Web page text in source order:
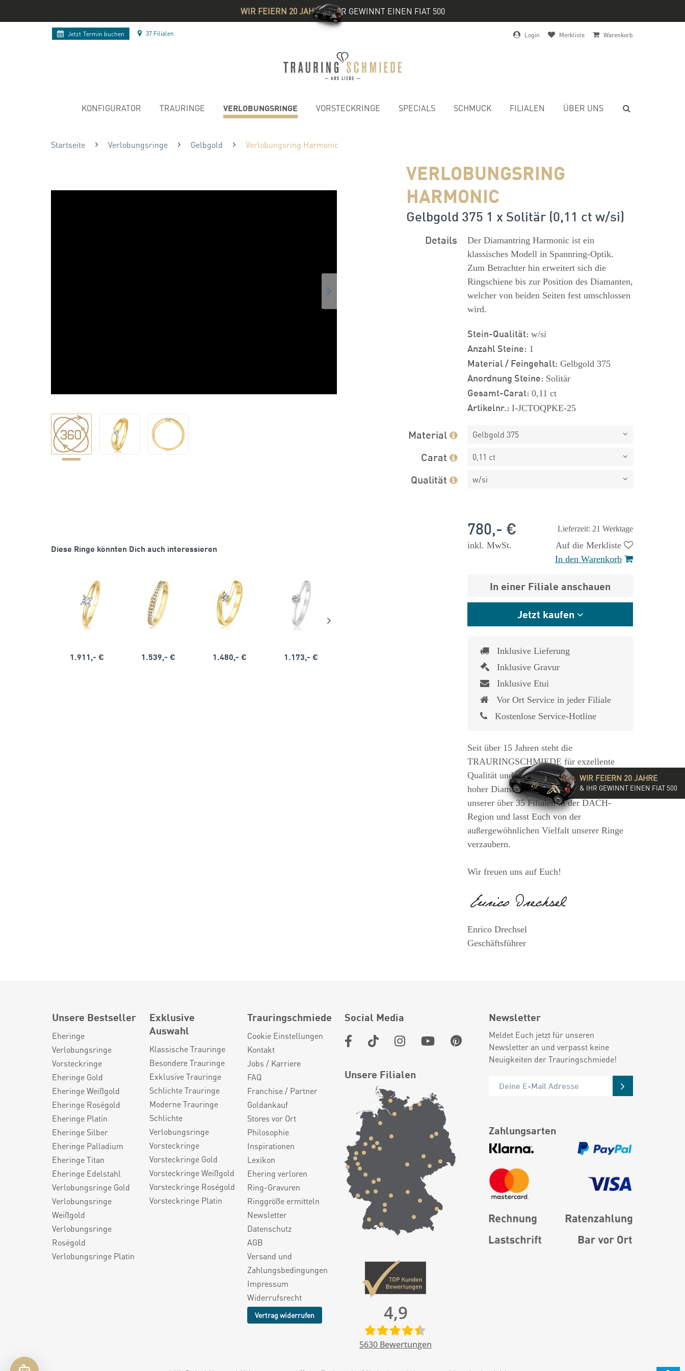
WIR FEIERN 20 JAHRE& IHR GEWINNT EINEN FIAT 500
Jetzt Termin buchen 37 Filialen Login Merkliste Warenkorb
KONFIGURATOR TRAURINGE VERLOBUNGSRINGE VORSTECKRINGE SPECIALS SCHMUCK FILIALEN ÜBER UNS
Startseite Verlobungsringe Gelbgold Verlobungsring Harmonic
VERLOBUNGSRING
HARMONIC
Gelbgold 375 1 x Solitär (0,11 ct w/si)
Diese Ringe könnten Dich auch interessieren
1.911,- € 1.539,- € 1.480,- € 1.173,- € 1.825,- €
Details
Der Diamantring Harmonic ist ein
klassisches Modell in Spannring-Optik.
Zum Betrachter hin erweitert sich die
Ringschiene bis zur Position des Diamanten,
welcher von beiden Seiten fest umschlossen
wird.
Stein-Qualität: w/si
Anzahl Steine: 1
Material / Feingehalt: Gelbgold 375
Anordnung Steine: Solitär
Gesamt-Carat: 0,11 ct
Artikelnr.: I-JCTOQPKE-25
Material Gelbgold 375
Carat 0,11 ct
Qualität w/si
Lieferzeit: 21 Werktage
780,- €
inkl. MwSt.
Auf die Merkliste
In den Warenkorb
In einer Filiale anschauen
Jetzt kaufen
Inklusive Lieferung
Inklusive Gravur
Inklusive Etui
Vor Ort Service in jeder Filiale
Kostenlose Service-Hotline
Seit über 15 Jahren steht die
TRAURINGSCHMIEDE für exzellente
Qualität und hochwertige Beratung mit
hoher Diamantkompetenz. Besucht eine
unserer über 35 Filialen in der DACH-
Region und lasst Euch von der
außergewöhnlichen Vielfalt unserer Ringe
verzaubern.
Wir freuen uns auf Euch!
Enrico Drechsel
Geschäftsführer
Unsere Bestseller
Eheringe
Verlobungsringe
Vorsteckringe
Eheringe Gold
Eheringe Weißgold
Eheringe Roségold
Eheringe Platin
Eheringe Silber
Eheringe Palladium
Eheringe Titan
Eheringe Edelstahl
Verlobungsringe Gold
Verlobungsringe
Weißgold
Verlobungsringe
Roségold
Verlobungsringe Platin
Exklusive
Auswahl
Klassische Trauringe
Besondere Trauringe
Exklusive Trauringe
Schlichte Trauringe
Moderne Trauringe
Schlichte
Verlobungsringe
Vorsteckringe
Vorsteckringe Gold
Vorsteckringe Weißgold
Vorsteckringe Roségold
Vorsteckringe Platin
Trauringschmiede
Cookie Einstellungen
Kontakt
Jobs / Karriere
FAQ
Franchise / Partner
Goldankauf
Stores vor Ort
Philosophie
Inspirationen
Lexikon
Ehering verloren
Ring-Gravuren
Ringgröße ermitteln
Newsletter
Datenschutz
AGB
Versand und
Zahlungsbedingungen
Impressum
Widerrufsrecht
Vertrag widerrufen
Social Media
Unsere Filialen
4,9
5630 Bewertungen
Newsletter
Meldet Euch jetzt für unseren
Newsletter an und verpasst keine
Neuigkeiten der Trauringschmiede!
Zahlungsarten
WIR FEIERN 20 JAHRE
& IHR GEWINNT EINEN FIAT 500